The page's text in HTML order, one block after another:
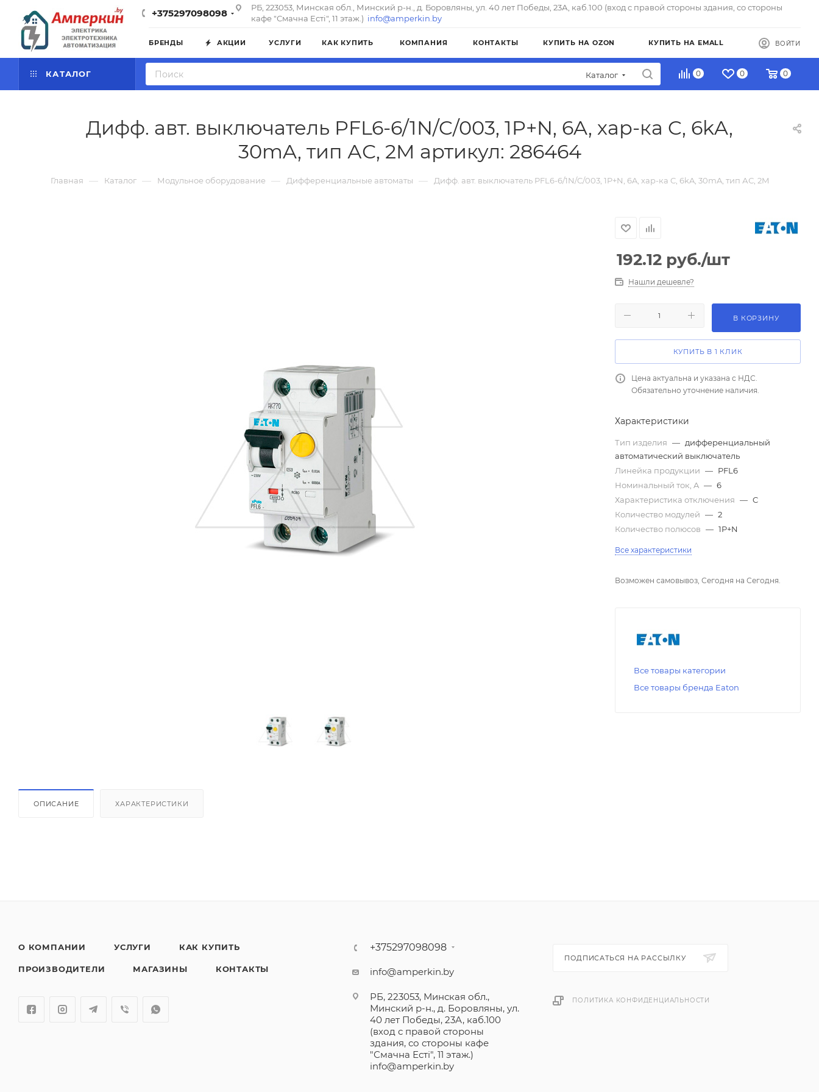
+375297098098
РБ, 223053, Минская обл., Минский р-н., д. Боровляны, ул. 40 лет Победы, 23А, каб.100 (вход с правой стороны здания, со стороны
кафе "Смачна Естi", 11 этаж.) info@amperkin.by
БРЕНДЫ АКЦИИ УСЛУГИ КАК КУПИТЬ КОМПАНИЯ КОНТАКТЫ КУПИТЬ НА OZON КУПИТЬ НА EMALL ВОЙТИ
КАТАЛОГ Каталог 0 0 0
Дифф. авт. выключатель PFL6-6/1N/C/003, 1P+N, 6A, хар-ка C, 6kA,
30mA, тип АС, 2M артикул: 286464
Главная — Каталог — Модульное оборудование — Дифференциальные автоматы — Дифф. авт. выключатель PFL6-6/1N/C/003, 1P+N, 6A, хар-ка C, 6kA, 30mA, тип АС, 2M
ОПИСАНИЕ ХАРАКТЕРИСТИКИ
192.12 руб./шт
Нашли дешевле?
В КОРЗИНУ
КУПИТЬ В 1 КЛИК
Цена актуальна и указана с НДС.
Обязательно уточнение наличия.
Характеристики
Тип изделия — дифференциальный
автоматический выключатель
Линейка продукции — PFL6
Номинальный ток, A — 6
Характеристика отключения — C
Количество модулей — 2
Количество полюсов — 1P+N
Все характеристики
Возможен самовывоз, Сегодня на Сегодня.
Все товары категории
Все товары бренда Eaton
О КОМПАНИИ УСЛУГИ КАК КУПИТЬ
ПРОИЗВОДИТЕЛИ МАГАЗИНЫ КОНТАКТЫ
+375297098098
info@amperkin.by
РБ, 223053, Минская обл.,
Минский р-н., д. Боровляны, ул.
40 лет Победы, 23А, каб.100
(вход с правой стороны
здания, со стороны кафе
"Смачна Естi", 11 этаж.)
info@amperkin.by
ПОДПИСАТЬСЯ НА РАССЫЛКУ
ПОЛИТИКА КОНФИДЕНЦИАЛЬНОСТИ